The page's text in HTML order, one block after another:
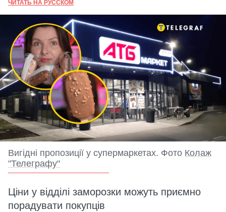
ЧИТАТЬ НА РУССКОМ
Вигідні пропозиції у супермаркетах. Фото Колаж
"Телеграфу"
Ціни у відділі заморозки можуть приємно
порадувати покупців